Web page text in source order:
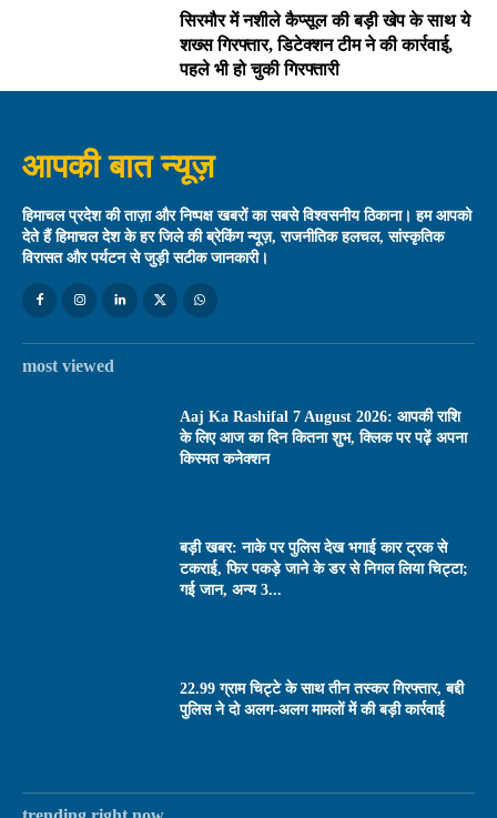
सिरमौर में नशीले कैप्सूल की बड़ी खेप के साथ ये
शख्स गिरफ्तार, डिटेक्शन टीम ने की कार्रवाई,
पहले भी हो चुकी गिरफ्तारी
आपकी बात न्यूज़
हिमाचल प्रदेश की ताज़ा और निष्पक्ष खबरों का सबसे विश्वसनीय ठिकाना। हम आपको
देते हैं हिमाचल देश के हर जिले की ब्रेकिंग न्यूज़, राजनीतिक हलचल, सांस्कृतिक
विरासत और पर्यटन से जुड़ी सटीक जानकारी।
most viewed
Aaj Ka Rashifal 7 August 2026: आपकी राशि
के लिए आज का दिन कितना शुभ, क्लिक पर पढ़ें अपना
किस्मत कनेक्शन
बड़ी खबर: नाके पर पुलिस देख भगाई कार ट्रक से
टकराई, फिर पकड़े जाने के डर से निगल लिया चिट्टा;
गई जान, अन्य 3...
22.99 ग्राम चिट्टे के साथ तीन तस्कर गिरफ्तार, बद्दी
पुलिस ने दो अलग-अलग मामलों में की बड़ी कार्रवाई